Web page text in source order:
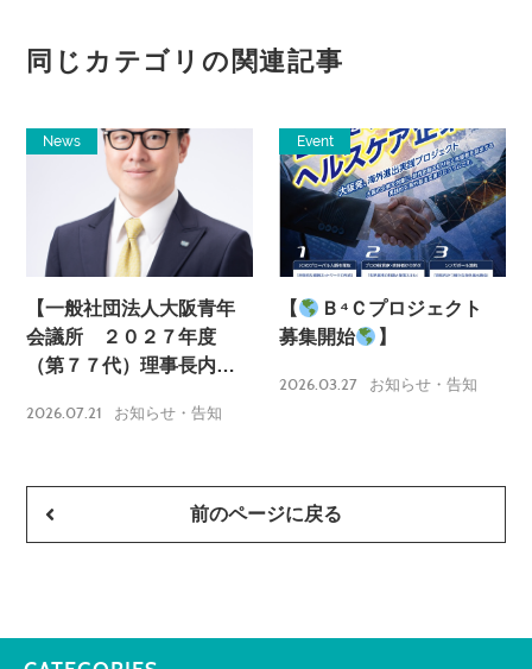
同じカテゴリの関連記事
News
【一般社団法人大阪青年
会議所 ２０２７年度
（第７７代）理事長内定
2026.07.21 お知らせ・告知
Event
【
Ｂ⁴Ｃプロジェクト
募集開始
】
2026.03.27 お知らせ・告知
前のページに戻る